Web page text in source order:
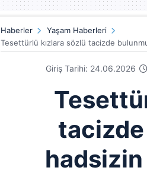
Haberler
Yaşam Haberleri
Tesettürlü kızlara sözlü tacizde
Giriş Tarihi: 24.06.2026
hadsizin